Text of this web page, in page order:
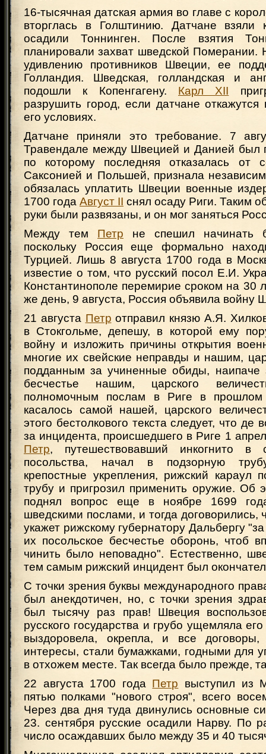
16-тысячная датская армия во главе с
вторглась в Голштинию. Датчане взяли
осадили Тоннинген. После взятия
планировали захват шведской Померании.
удивлению противников Швеции, ее
Голландия. Шведская, голландская и
подошли к Копенгагену. Карл XII
разрушить город, если датчане
его условиях.
Датчане приняли это требование. 7
Травендале между Швецией и Данией был
по которому последняя отказалась от
Саксонией и Польшей, признала
обязалась уплатить Швеции военные
1700 года Август II снял осаду Риги. Таким
руки были развязаны, и он мог заняться
Между тем Петр не спешил начинать
поскольку Россия еще формально
Турцией. Лишь 8 августа 1700 года в
известие о том, что русский посол Е.И.
Константинополе перемирие сроком на 30
же день, 9 августа, Россия объявила войну
21 августа Петр отправил князю А.Я.
в Стокгольме, депешу, в которой ему
войну и изложить причины открытия
многие их свейские неправды и нашим,
подданным за учиненные обиды, наипаче
бесчестье нашим, царского
полномочным послам в Риге в прошлом
касалось самой нашей, царского
этого бестолкового текста следует, что де
за инцидента, происшедшего в Риге 1
Петр, путешествовавший инкогнито в
посольства, начал в подзорную
крепостные укрепления, рижский караул
трубу и пригрозил применить оружие. Об
поднял вопрос еще в ноябре 1699
шведскими послами, и тогда договорились,
укажет рижскому губернатору Дальбергу
их посольское бесчестье оборонь, чтоб
чинить было неповадно". Естественно,
тем самым рижский инцидент был
С точки зрения буквы международного
был анекдотичен, но, с точки зрения
был тысячу раз прав! Швеция
русского государства и грубо ущемляла
выздоровела, окрепла, и все
интересы, стали бумажками, годными для
в отхожем месте. Так всегда было прежде,
22 августа 1700 года Петр выступил из
пятью полками "нового строя", всего
Через два дня туда двинулись основные
23. сентября русские осадили Нарву. По
число осаждавших было между 35 и 40